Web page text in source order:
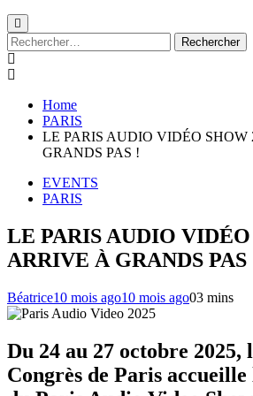
Rechercher :
Home
PARIS
LE PARIS AUDIO VIDÉO SHOW
GRANDS PAS !
EVENTS
PARIS
LE PARIS AUDIO VIDÉO
ARRIVE À GRANDS PAS
Béatrice10 mois ago10 mois ago03 mins
Du 24 au 27 octobre 2025,
Congrès de Paris accueille